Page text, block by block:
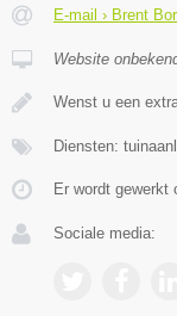
E-mail › Brent
Website
Wenst u een
Diensten:
Er wordt gewerkt
Sociale media: